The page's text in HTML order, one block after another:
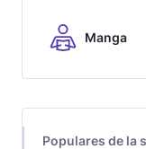
Manga
Populares de la